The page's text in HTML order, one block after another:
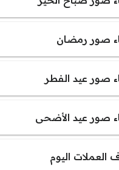
صور رمضان
صور عيد الفطر
صور عيد الأضحى
اليوم